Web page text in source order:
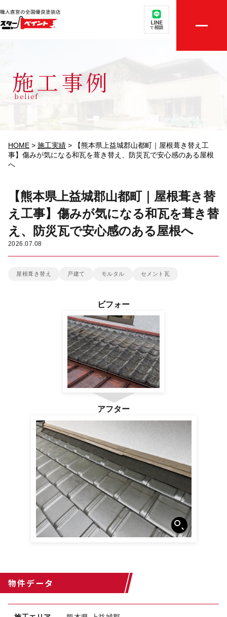
取扱メニュー
選ばれる理由
評判の声
初めての方へ
ご相談・お見積り依頼
雨漏り診断
施工事例
belief
HOME > 施工実績 >
【熊本県上益城郡山都町｜屋根葺き替え工
事】傷みが気になる和瓦を葺き替え、防災瓦で安心感のある屋根
へ
【熊本県上益城郡山都町｜屋根葺き替
え工事】傷みが気になる和瓦を葺き替
え、防災瓦で安心感のある屋根へ
2026.07.08
屋根葺き替え 戸建て モルタル セメント瓦
ビフォー
アフター
物件データ